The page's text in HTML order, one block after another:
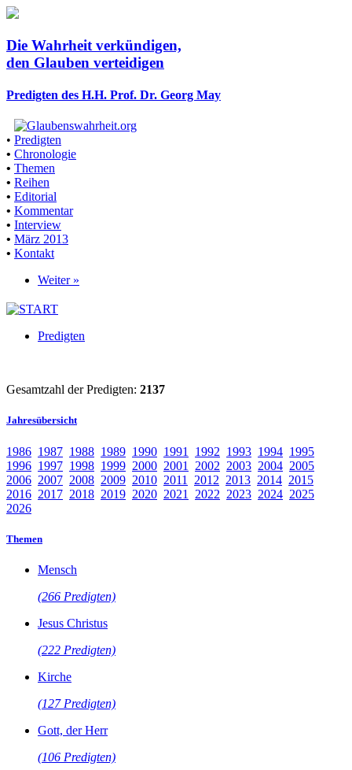
Die Wahrheit verkündigen,
den Glauben verteidigen
Predigten des H.H. Prof. Dr. Georg May
• Predigten
• Chronologie
• Themen
• Reihen
• Editorial
• Kommentar
• Interview
• März 2013
• Kontakt
Weiter »
Predigten
Gesamtzahl der Predigten: 2137
Jahresübersicht
1986 1987 1988 1989 1990 1991 1992 1993 1994 1995
1996 1997 1998 1999 2000 2001 2002 2003 2004 2005
2006 2007 2008 2009 2010 2011 2012 2013 2014 2015
2016 2017 2018 2019 2020 2021 2022 2023 2024 2025
2026
Themen
Mensch
(266 Predigten)
Jesus Christus
(222 Predigten)
Kirche
(127 Predigten)
Gott, der Herr
(106 Predigten)